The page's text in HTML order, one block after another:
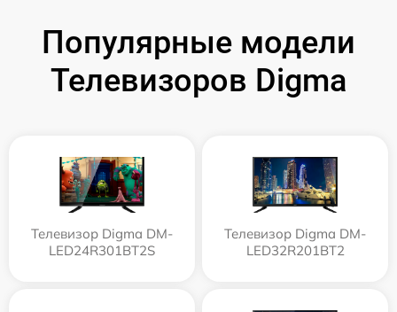
Популярные модели
Телевизоров Digma
Телевизор Digma DM-
LED24R301BT2S
Телевизор Digma DM-
LED32R201BT2